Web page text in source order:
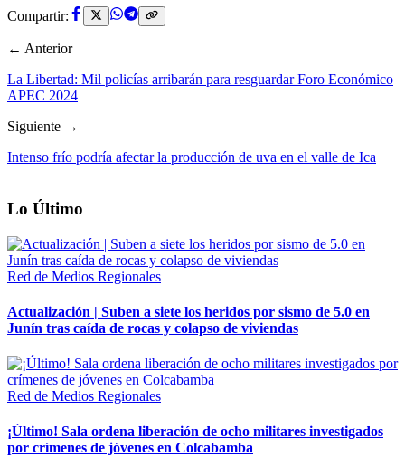
Compartir:
← Anterior
La Libertad: Mil policías arribarán para resguardar Foro Económico
APEC 2024
Siguiente →
Intenso frío podría afectar la producción de uva en el valle de Ica
Lo Último
Red de Medios Regionales
Actualización | Suben a siete los heridos por sismo de 5.0 en
Junín tras caída de rocas y colapso de viviendas
Red de Medios Regionales
¡Último! Sala ordena liberación de ocho militares investigados
por crímenes de jóvenes en Colcabamba